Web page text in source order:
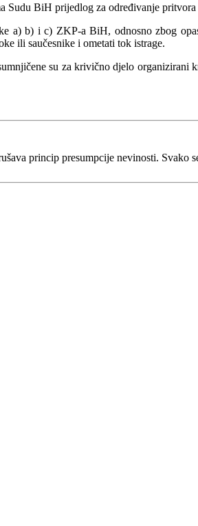
BiH prijedlog za određivanje pritvora
a) b) i c) ZKP-a BiH, odnosno zbog
ili saučesnike i ometati tok istrage.
su za krivično djelo
princip presumpcije nevinosti.